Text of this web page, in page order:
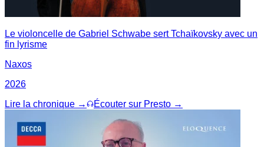
Le violoncelle de Gabriel Schwabe sert Tchaïkovsky avec un
fin lyrisme
Naxos
2026
Lire la chronique →
Écouter sur Presto →